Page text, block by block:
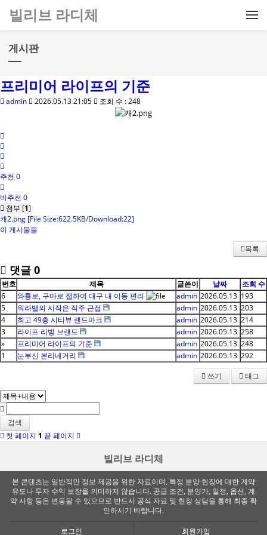
빌리브 라디체
게시판
프리미어 라이프의 기준
admin 2026.05.13 21:05 조회 수 : 248
추천 0
비추천 0
첨부 [1]
캐2.png [File Size:622.5KB/Download:22]
이 게시물을
목록
댓글 0
번호 제목 글쓴이 날짜
조회 수
6
와룡로, 구마로 접하여 대구 내 이동 편리 admin 2026.05.13 193
5
워라밸의 시작은 직주 근접 admin 2026.05.13 203
4
최고 49층 시티뷰 랜드마크 admin 2026.05.13 214
3
라이프 리빙 브랜드 admin 2026.05.13 258
»
프리미어 라이프의 기준 admin 2026.05.13 248
1
눈부신 본리네거리 admin 2026.05.13 292
쓰기
태그
검색
첫 페이지 1 끝 페이지
빌리브 라디체
본 콘텐츠는 일반적인 정보 제공을 위한 자료이며, 특정 분양 현장에 대한 계약
유도나 투자 수익 보장을 의미하지 않습니다. 공급 조건, 분양가, 일정, 옵션, 계
약 사항 등은 변동될 수 있으므로 반드시 공식 자료 및 현장 상담을 통해 최종 확
인하시기 바랍니다.
로그인 회원가입